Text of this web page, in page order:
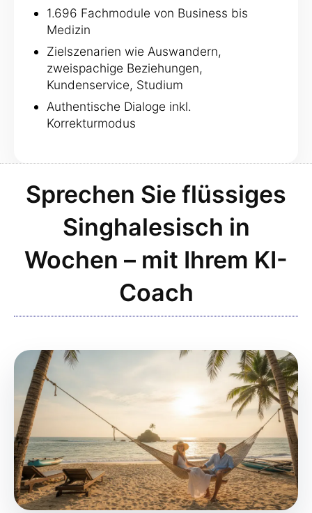
1.696 Fachmodule von Business bis
Medizin
Zielszenarien wie Auswandern,
zweispachige Beziehungen,
Kundenservice, Studium
Authentische Dialoge inkl.
Korrekturmodus
Sprechen Sie flüssiges
Singhalesisch in
Wochen – mit Ihrem KI-
Coach